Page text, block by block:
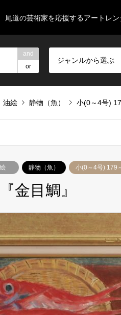
尾道の芸術家を応援するアートレ
and
or
ジャンルから選ぶ
油絵 静物（魚） 小(0～4号)
静物（魚） 小(0～4号) 179
金目鯛』